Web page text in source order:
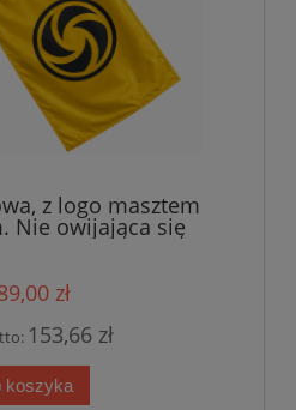
z logo masztem
Nie owijająca się
zł
153,66 zł
koszyka